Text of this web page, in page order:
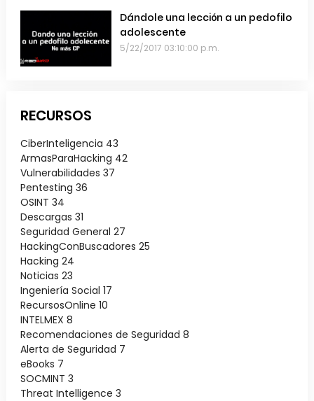
Dándole una lección a un pedofilo
adolescente
5/22/2017 03:10:00 p.m.
RECURSOS
CiberInteligencia 43
ArmasParaHacking 42
Vulnerabilidades 37
Pentesting 36
OSINT 34
Descargas 31
Seguridad General 27
HackingConBuscadores 25
Hacking 24
Noticias 23
Ingeniería Social 17
RecursosOnline 10
INTELMEX 8
Recomendaciones de Seguridad 8
Alerta de Seguridad 7
eBooks 7
SOCMINT 3
Threat Intelligence 3